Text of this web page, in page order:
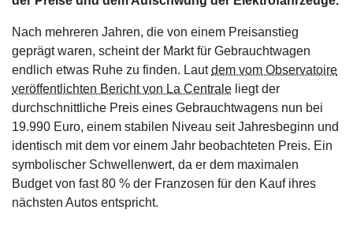
Nach mehreren Jahren, die von einem Preisanstieg
geprägt waren, scheint der Markt für Gebrauchtwagen
endlich etwas Ruhe zu finden. Lautdem vom Observatoire
veröffentlichten Bericht von La Centrale liegt der
durchschnittliche Preis eines Gebrauchtwagens nun bei
19.990 Euro, einem stabilen Niveau seit Jahresbeginn und
identisch mit dem vor einem Jahr beobachteten Preis. Ein
symbolischer Schwellenwert, da er dem maximalen
Budget von fast 80 % der Franzosen für den Kauf ihres
nächsten Autos entspricht.